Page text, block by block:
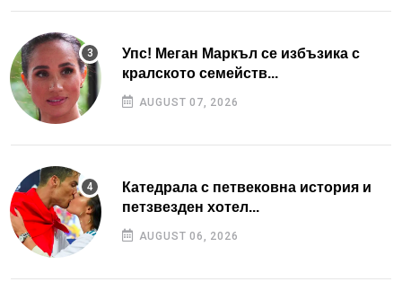
Упс! Меган Маркъл се избъзика с
кралското семейств...
AUGUST 07, 2026
Катедрала с петвековна история и
петзвезден хотел...
AUGUST 06, 2026